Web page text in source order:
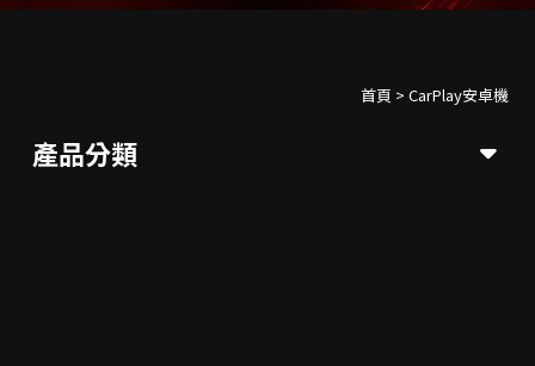
首頁 > CarPlay安卓機
產品分類